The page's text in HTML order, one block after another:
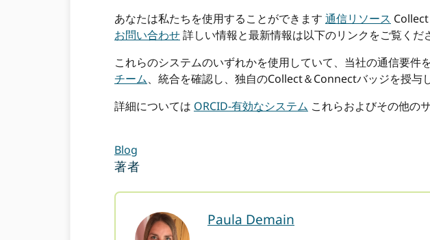
あなたは私たちを使用することができます 通信リソース
お問い合わせ詳しい情報と最新情報は以下のリンクをご覧くだ
これらのシステムのいずれかを使用していて、当社の通信要件
チーム、統合を確認し、独自のCollect＆Connectバッジを授与し
詳細については ORCID-有効なシステム これらおよびその他の
Blog
著者
Paula Demain